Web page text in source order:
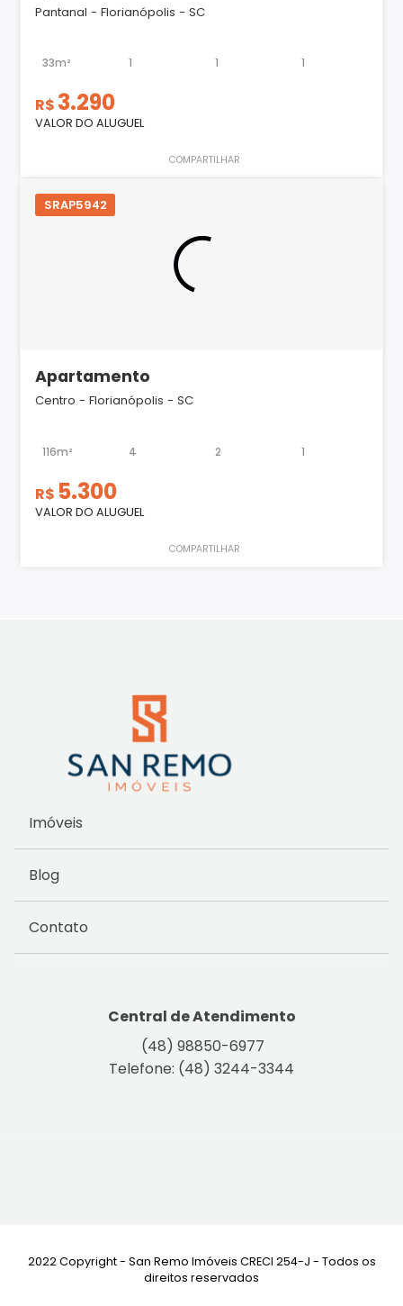
Pantanal - Florianópolis - SC
33m² 1 1 1
R$ 3.290
VALOR DO ALUGUEL
COMPARTILHAR
SRAP5942
Apartamento
Centro - Florianópolis - SC
116m² 4 2 1
R$ 5.300
VALOR DO ALUGUEL
COMPARTILHAR
Imóveis
Blog
Contato
Central de Atendimento
(48) 98850-6977
Telefone: (48) 3244-3344
2022 Copyright - San Remo Imóveis CRECI 254-J - Todos os
direitos reservados